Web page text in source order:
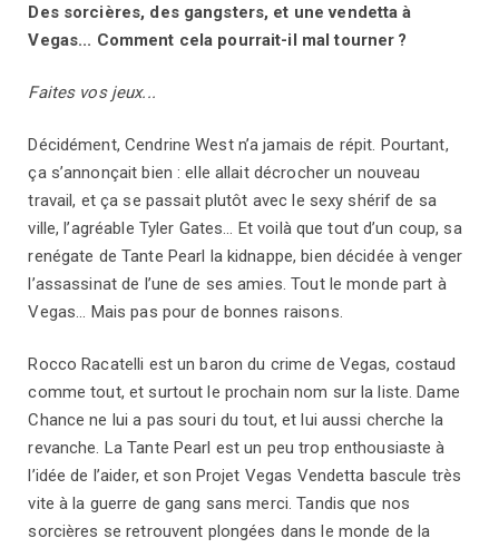
Des sorcières, des gangsters, et une vendetta à
Vegas... Comment cela pourrait-il mal tourner ?
Faites vos jeux...
Décidément, Cendrine West n’a jamais de répit. Pourtant,
ça s’annonçait bien : elle allait décrocher un nouveau
travail, et ça se passait plutôt avec le sexy shérif de sa
ville, l’agréable Tyler Gates... Et voilà que tout d’un coup, sa
renégate de Tante Pearl la kidnappe, bien décidée à venger
l’assassinat de l’une de ses amies. Tout le monde part à
Vegas... Mais pas pour de bonnes raisons.
Rocco Racatelli est un baron du crime de Vegas, costaud
comme tout, et surtout le prochain nom sur la liste. Dame
Chance ne lui a pas souri du tout, et lui aussi cherche la
revanche. La Tante Pearl est un peu trop enthousiaste à
l’idée de l’aider, et son Projet Vegas Vendetta bascule très
vite à la guerre de gang sans merci. Tandis que nos
sorcières se retrouvent plongées dans le monde de la